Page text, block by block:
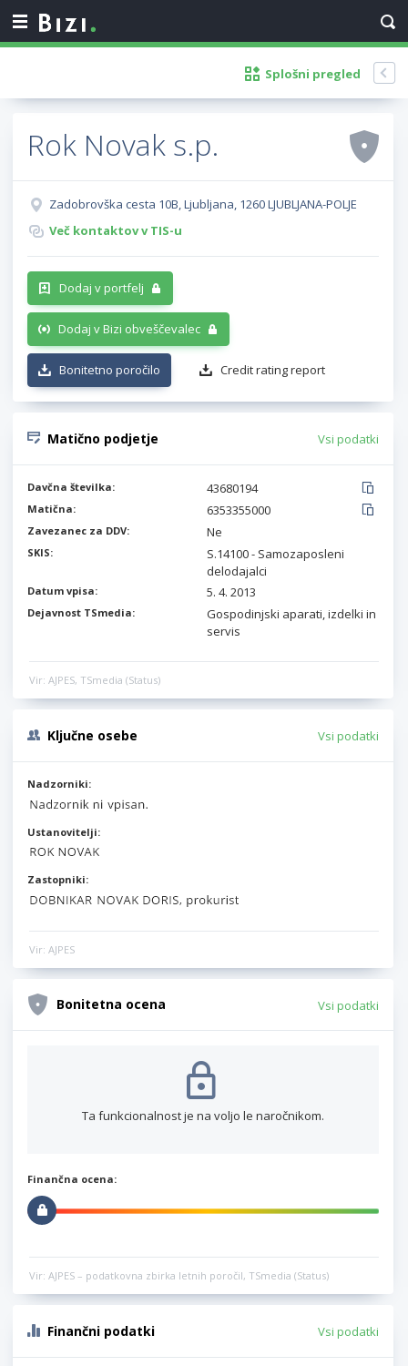
Splošni pregled
Rok Novak s.p.
Zadobrovška cesta 10B, Ljubljana, 1260 LJUBLJANA-POLJE
Več kontaktov v TIS-u
Dodaj v portfelj
Dodaj v Bizi obveščevalec
Bonitetno poročilo Credit rating report
Matično podjetje Vsi podatki
Davčna številka: 43680194
Matična: 6353355000
Zavezanec za DDV: Ne
SKIS:
S.14100 - Samozaposleni
delodajalci
Datum vpisa: 5. 4. 2013
Dejavnost TSmedia:
Gospodinjski aparati, izdelki in
servis
Vir: AJPES, TSmedia (Status)
Ključne osebe Vsi podatki
Nadzorniki:
Ustanovitelji:
Zastopniki:
Vir: AJPES
Bonitetna ocena Vsi podatki
Ta funkcionalnost je na voljo le naročnikom.
Finančna ocena:
Vir: AJPES – podatkovna zbirka letnih poročil, TSmedia (Status)
Finančni podatki Vsi podatki